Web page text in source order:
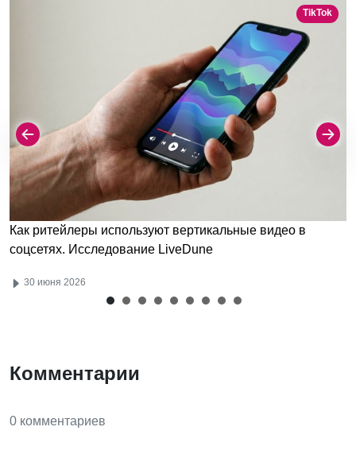
TikTok
Как ритейлеры используют вертикальные видео в
соцсетях. Исследование LiveDune
30 июня 2026
Комментарии
0 комментариев